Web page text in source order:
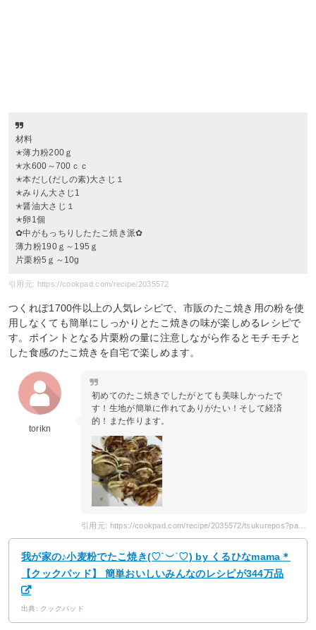
材料
✭薄力粉200ｇ
✭水600～700ｃｃ
✭本だし(だしの素)大さじ１
✭みりん大さじ1
✭醤油大さじ１
✭卵1個
✿中がもっちりしたたこ焼き派✿
薄力粉190ｇ～195ｇ
片栗粉5ｇ～10g
引用元: https://cookpad.com/recipe/2035572
つくれぽ1700件以上の人気レシピで、市販のたこ焼き用の粉を使
用しなくても簡単にしっかりとたこ焼きの味が楽しめるレシピで
す。ポイントとなる片栗粉の量に注意しながら作るとモチモチと
した食感のたこ焼きを自宅で楽しめます。
torikn
初めてのたこ焼きでしたがとても美味しかったで
す！生地が簡単に作れてありがたい！そして経済
的！また作ります。
引用元: https://cookpad.com/recipe/2035572/tsukurepos?page=4
我が家の♪小麦粉でたこ焼き(♡˙︶˙♡) by くるひなmama＊
【クックパッド】 簡単おいしいみんなのレシピが344万品
出典: クックパッド